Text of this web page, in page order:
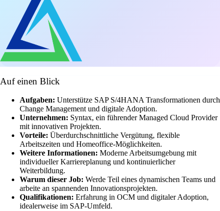
Auf einen Blick
Aufgaben: Unterstütze SAP S/4HANA Transformationen durch
Change Management und digitale Adoption.
Unternehmen: Syntax, ein führender Managed Cloud Provider
mit innovativen Projekten.
Vorteile: Überdurchschnittliche Vergütung, flexible
Arbeitszeiten und Homeoffice-Möglichkeiten.
Weitere Informationen: Moderne Arbeitsumgebung mit
individueller Karriereplanung und kontinuierlicher
Weiterbildung.
Warum dieser Job: Werde Teil eines dynamischen Teams und
arbeite an spannenden Innovationsprojekten.
Qualifikationen: Erfahrung in OCM und digitaler Adoption,
idealerweise im SAP-Umfeld.